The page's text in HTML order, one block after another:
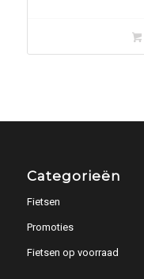
Categorieën
Fietsen
Promoties
Fietsen op voorraad